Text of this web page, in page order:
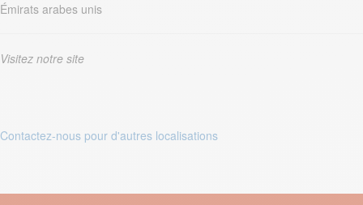
Émirats arabes unis
Visitez notre site
Contactez-nous pour d'autres localisations